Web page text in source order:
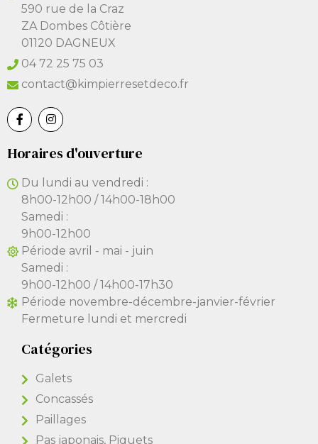
590 rue de la Craz
ZA Dombes Côtière
01120 DAGNEUX
04 72 25 75 03
contact@kimpierresetdeco.fr
Horaires d'ouverture
Du lundi au vendredi :
8h00-12h00 / 14h00-18h00
Samedi :
9h00-12h00
Période avril - mai - juin
Samedi :
9h00-12h00 / 14h00-17h30
Période novembre-décembre-janvier-février
Fermeture lundi et mercredi
Catégories
Galets
Concassés
Paillages
Pas japonais, Piquets